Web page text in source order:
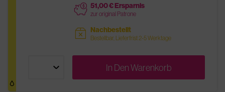
price 51,00 € Ersparnis
zur original Patrone
sold Nachbestellt
Bestellbar, Lieferfrist 2-5 Werktage
In DenWarenkorb